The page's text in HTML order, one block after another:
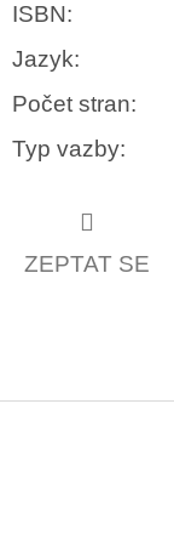
ISBN:
Jazyk:
Počet stran:
Typ vazby:
ZEPTAT SE